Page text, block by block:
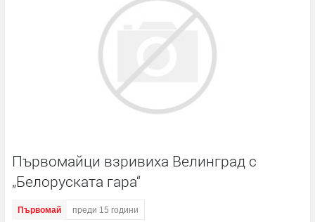
Първомайци взривиха Велинград с
„Белоруската гара“
Първомай преди 15 години